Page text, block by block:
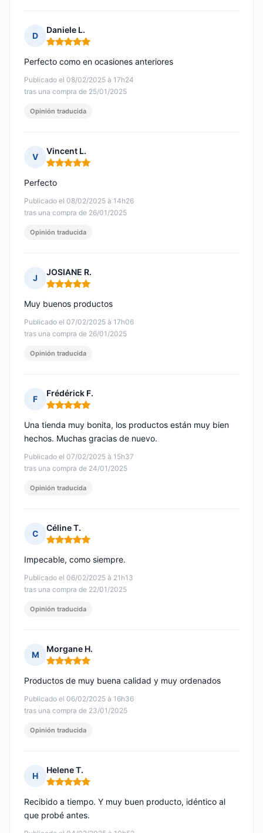
D
Daniele L.
Nota: 5 de 5
Publicado el 08/02/2025 à 17h24
tras una compra de 25/01/2025
Perfecto como en ocasiones anteriores
Opinión traducida
V
Vincent L.
Nota: 5 de 5
Publicado el 08/02/2025 à 14h26
tras una compra de 26/01/2025
Perfecto
Opinión traducida
J
JOSIANE R.
Nota: 5 de 5
Publicado el 07/02/2025 à 17h06
tras una compra de 26/01/2025
Muy buenos productos
Opinión traducida
F
Frédérick F.
Nota: 5 de 5
Publicado el 07/02/2025 à 15h37
tras una compra de 24/01/2025
Una tienda muy bonita, los productos están muy bien
hechos. Muchas gracias de nuevo.
Opinión traducida
C
Céline T.
Nota: 5 de 5
Publicado el 06/02/2025 à 21h13
tras una compra de 22/01/2025
Impecable, como siempre.
Opinión traducida
M
Morgane H.
Nota: 5 de 5
Publicado el 06/02/2025 à 16h36
tras una compra de 23/01/2025
Productos de muy buena calidad y muy ordenados
Opinión traducida
H
Helene T.
Nota: 5 de 5
Recibido a tiempo. Y muy buen producto, idéntico al
que probé antes.